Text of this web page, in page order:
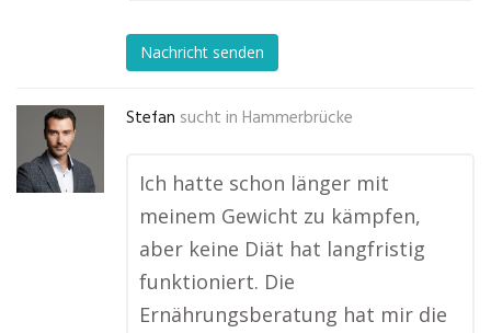
Nachricht senden
Stefan sucht in Hammerbrücke
Ich hatte schon länger mit
meinem Gewicht zu kämpfen,
aber keine Diät hat langfristig
funktioniert. Die
Ernährungsberatung hat mir die